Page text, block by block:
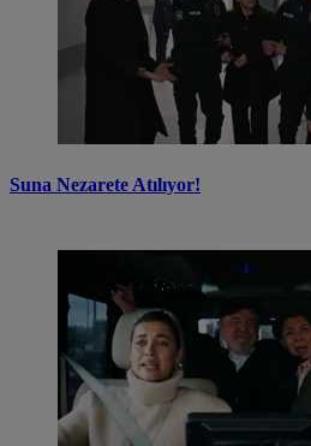
Suna Nezarete Atılıyor!